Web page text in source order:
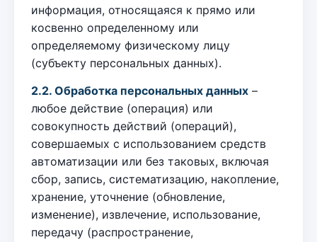
информация, относящаяся к прямо или
косвенно определенному или
определяемому физическому лицу
(субъекту персональных данных).
2.2. Обработка персональных данных –
любое действие (операция) или
совокупность действий (операций),
совершаемых с использованием средств
автоматизации или без таковых, включая
сбор, запись, систематизацию, накопление,
хранение, уточнение (обновление,
изменение), извлечение, использование,
передачу (распространение,